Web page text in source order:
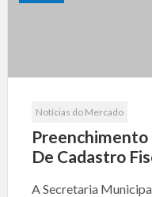
Notícias do Mercado
Preenchimento
De Cadastro
A Secretaria